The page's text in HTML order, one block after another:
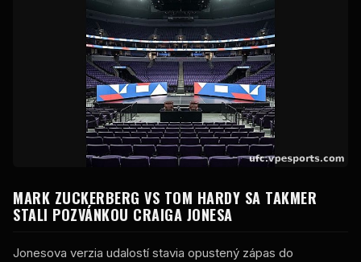
MARK ZUCKERBERG VS TOM HARDY SA TAKMER
STALI POZVÁNKOU CRAIGA JONESA
Jonesova verzia udalostí stavia opustený zápas do